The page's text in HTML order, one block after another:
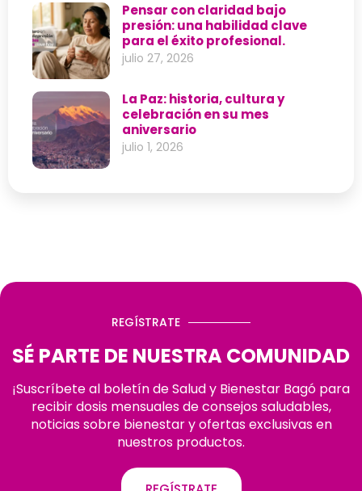
Pensar con claridad bajo
presión: una habilidad clave
para el éxito profesional.
julio 27, 2026
La Paz: historia, cultura y
celebración en su mes
aniversario
julio 1, 2026
REGÍSTRATE
SÉ PARTE DE NUESTRA COMUNIDAD
¡Suscríbete al boletín de Salud y Bienestar Bagó para
recibir dosis mensuales de consejos saludables,
noticias sobre bienestar y ofertas exclusivas en
nuestros productos.